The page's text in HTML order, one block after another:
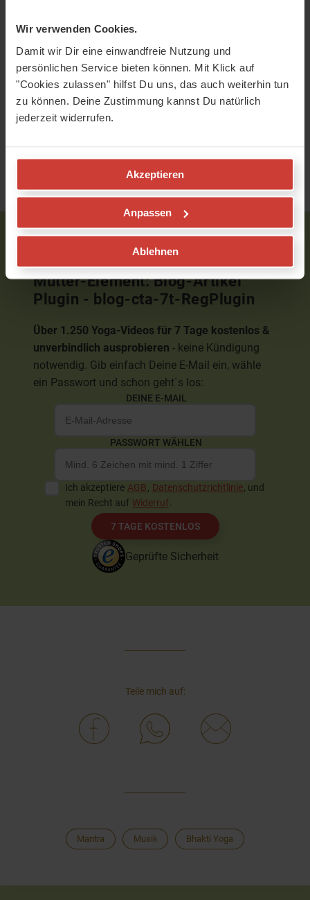
Wir verwenden Cookies.
Damit wir Dir eine einwandfreie Nutzung und
persönlichen Service bieten können. Mit Klick auf
"Cookies zulassen" hilfst Du uns, das auch weiterhin tun
zu können. Deine Zustimmung kannst Du natürlich
jederzeit widerrufen.
Akzeptieren
Anpassen
Ablehnen
Oder auf
Mutter-Element: Blog-Artikel
Plugin - blog-cta-7t-RegPlugin
Über 1.250 Yoga-Videos für 7 Tage kostenlos &
unverbindlich ausprobieren - keine Kündigung
notwendig. Gib einfach Deine E-Mail ein, wähle
ein Passwort und schon geht`s los:
DEINE E-MAIL
PASSWORT WÄHLEN
Ich akzeptiere AGB Datenschutzrichtlinie , und
mein Recht auf Widerruf
7 TAGE KOSTENLOS
Geprüfte Sicherheit
Teile mich auf:
Mantra Musik Bhakti Yoga